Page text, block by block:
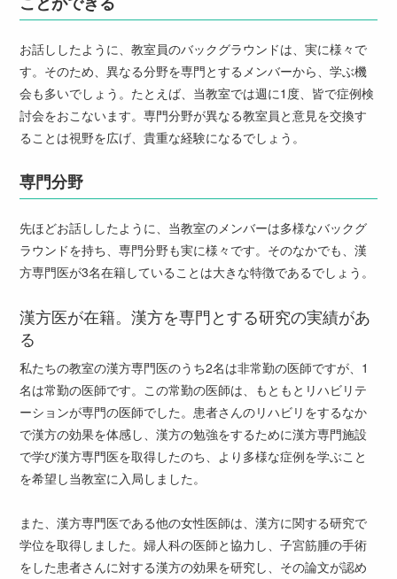
お話ししたように、教室員のバックグラウンドは、実に様々で
す。そのため、異なる分野を専門とするメンバーから、学ぶ機
会も多いでしょう。たとえば、当教室では週に1度、皆で症例検
討会をおこないます。専門分野が異なる教室員と意見を交換す
ることは視野を広げ、貴重な経験になるでしょう。
専門分野
先ほどお話ししたように、当教室のメンバーは多様なバックグ
ラウンドを持ち、専門分野も実に様々です。そのなかでも、漢
方専門医が3名在籍していることは大きな特徴であるでしょう。
漢方医が在籍。漢方を専門とする研究の実績があ
る
私たちの教室の漢方専門医のうち2名は非常勤の医師ですが、1
名は常勤の医師です。この常勤の医師は、もともとリハビリテ
ーションが専門の医師でした。患者さんのリハビリをするなか
で漢方の効果を体感し、漢方の勉強をするために漢方専門施設
で学び漢方専門医を取得したのち、より多様な症例を学ぶこと
を希望し当教室に入局しました。
また、漢方専門医である他の女性医師は、漢方に関する研究で
学位を取得しました。婦人科の医師と協力し、子宮筋腫の手術
をした患者さんに対する漢方の効果を研究し、その論文が認め